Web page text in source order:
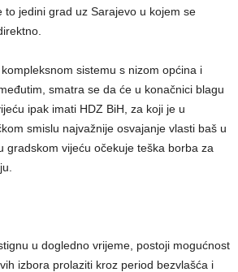
to jedini grad uz Sarajevo u kojem se
sistemu s nizom općina i
smatra se da će u konačnici blagu
ipak imati HDZ BiH, za koji je u
smislu najvažnije osvajanje vlasti baš u
gradskom vijeću očekuje teška borba za
u dogledno vrijeme, postoji mogućnost
izbora prolaziti kroz period bezvlašća i